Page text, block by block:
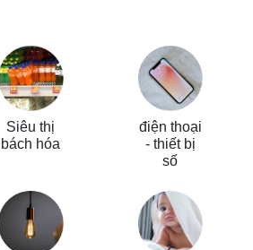
Siêu thị
bách hóa
điện thoại
- thiết bị
số